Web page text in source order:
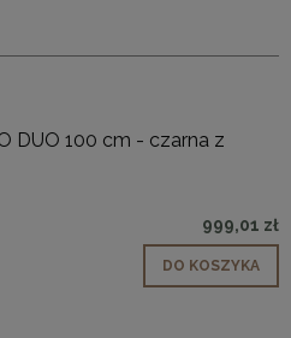
DUO 100 cm - czarna z
999,01 zł
DO KOSZYKA